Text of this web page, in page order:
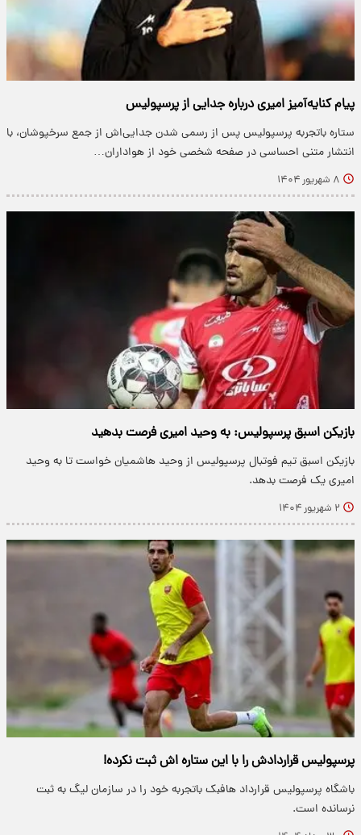
پیام کنایه‌آمیز امیری درباره جدایی از پرسپولیس
ستاره باتجربه پرسپولیس پس از رسمی شدن جدایی‌اش از جمع سرخپوشان، با
انتشار متنی احساسی در صفحه شخصی خود از هواداران…
۸ شهریور ۱۴۰۴
بازیکن اسبق پرسپولیس: به وحید امیری فرصت بدهید
بازیکن اسبق تیم فوتبال پرسپولیس از وحید هاشمیان خواست تا به وحید
امیری یک فرصت بدهد.
۲ شهریور ۱۴۰۴
پرسپولیس قراردادش را با این ستاره اش ثبت نکرده!
باشگاه پرسپولیس قرارداد هافبک باتجربه خود را در سازمان لیگ به ثبت
نرسانده است.